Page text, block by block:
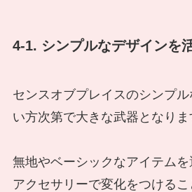
4-1. シンプルなデザインを
センスオブプレイスのシンプ
い方次第で大きな武器となりま
無地やベーシックなアイテム
アクセサリーで変化をつける